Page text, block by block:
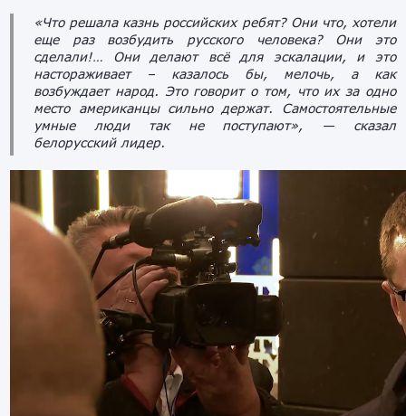
«Что решала казнь российских ребят? Они что, хотели
еще раз возбудить русского человека? Они это
сделали!… Они делают всё для эскалации, и это
настораживает – казалось бы, мелочь, а как
возбуждает народ. Это говорит о том, что их за одно
место американцы сильно держат. Самостоятельные
умные люди так не поступают», — сказал
белорусский лидер.